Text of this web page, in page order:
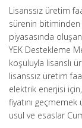
Lisanssız üretim
sürenin
piyasasında
YEK Destekleme
koşuluyla lisanslı
lisanssız üretim
elektrik enerjisi
fiyatını
usul ve esaslar